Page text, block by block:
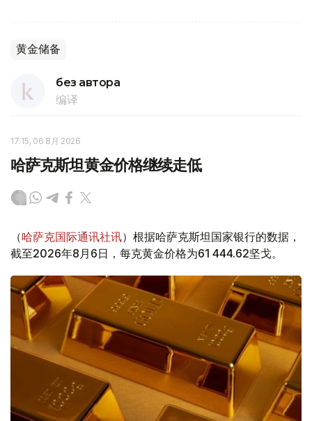
黄金储备
без автора
编译
17:15, 06 8月 2026
哈萨克斯坦黄金价格继续走低
（哈萨克国际通讯社讯）根据哈萨克斯坦国家银行的数据，
截至2026年8月6日，每克黄金价格为61 444.62坚戈。